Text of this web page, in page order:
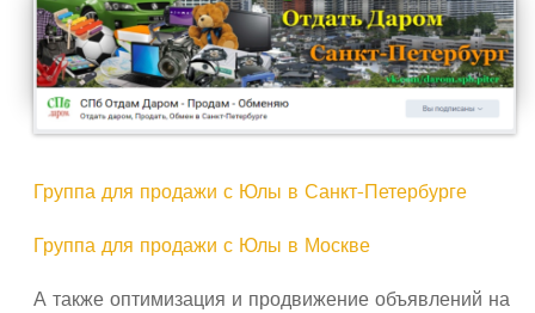
Группа для продажи с Юлы в Санкт-Петербурге
Группа для продажи с Юлы в Москве
А также оптимизация и продвижение объявлений на